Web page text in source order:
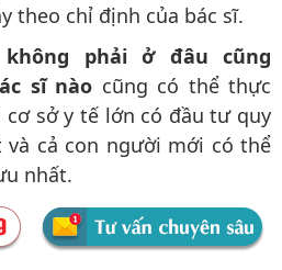
theo chỉ định của bác sĩ.
không phải ở đâu cũng
sĩ nào cũng có thể thực
cơ sở y tế lớn có đầu tư quy
và cả con người mới có thể
nhất.